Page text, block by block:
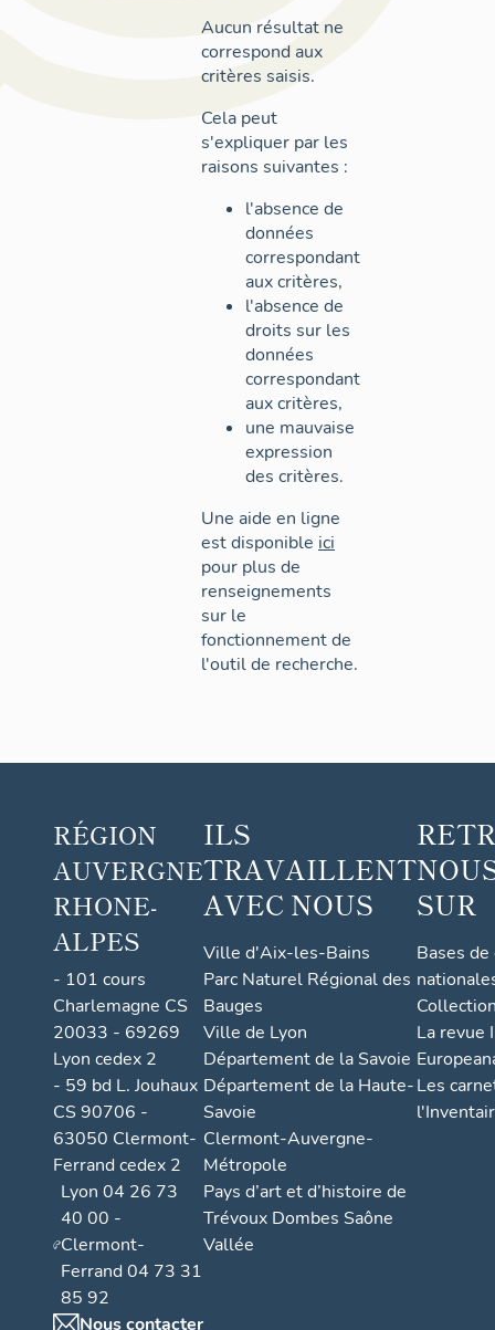
Aucun résultat ne
correspond aux
critères saisis.
Cela peut
s'expliquer par les
raisons suivantes :
l'absence de
données
correspondant
aux critères,
l'absence de
droits sur les
données
correspondant
aux critères,
une mauvaise
expression
des critères.
Une aide en ligne
est disponible ici
pour plus de
renseignements
sur le
fonctionnement de
l'outil de recherche.
RÉGION
AUVERGNE
RHONE-
ALPES
- 101 cours
Charlemagne CS
20033 - 69269
Lyon cedex 2
- 59 bd L. Jouhaux
CS 90706 -
63050 Clermont-
Ferrand cedex 2
Lyon 04 26 73
40 00 -
Clermont-
Ferrand 04 73 31
85 92
Nous contacter
ILS
TRAVAILLENT
AVEC NOUS
Ville d'Aix-les-Bains
Parc Naturel Régional des
Bauges
Ville de Lyon
Département de la Savoie
Département de la Haute-
Savoie
Clermont-Auvergne-
Métropole
Pays d’art et d’histoire de
Trévoux Dombes Saône
Vallée
SUR
Bases
La revue
Les